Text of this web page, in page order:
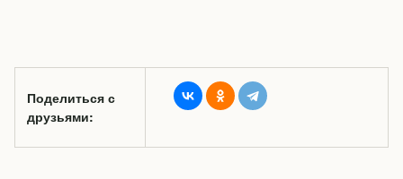
Поделиться с
друзьями: